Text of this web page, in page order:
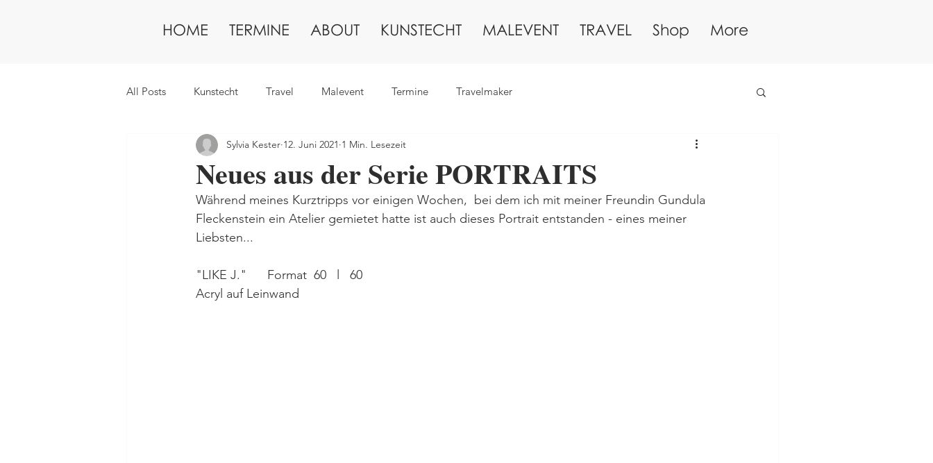
HOME TERMINE ABOUT KUNSTECHT MALEVENT TRAVEL Shop More
All Posts Kunstecht Travel Malevent Termine Travelmaker
Neues aus der Serie PORTRAITS
Sylvia Kester 12. Juni 2021 1 Min. Lesezeit
Während meines Kurztripps vor einigen Wochen,  bei dem ich mit meiner Freundin Gundula
Fleckenstein ein Atelier gemietet hatte ist auch dieses Portrait entstanden - eines meiner
Liebsten...
"LIKE J."      Format  60   l   60
Acryl auf Leinwand